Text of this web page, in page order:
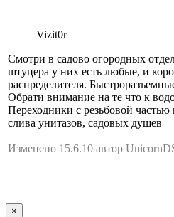
Vizit0r
Смотри в садово огородных
штуцера у них есть любые, и
распределителя.
Обрати внимание на те что к
Переходники с резьбовой частью
слива унитазов, садовых душев
Изменено 15.6.10 автор
×